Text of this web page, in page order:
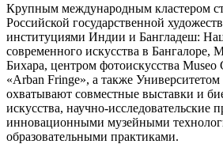
Крупным международным кластером
Российской государственной
институциями Индии и Бангладеш:
современного искусства в
Бихара, центром фотоискусства Museo
«Arban Fringe», а также
охватывают совместные выставки и
искусства,
инновационными музейными
образовательными практиками.